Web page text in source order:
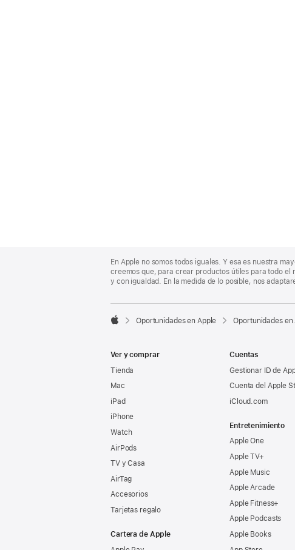
Footer
En Apple no somos todos iguales. Y esa es nuestra
creemos que, para crear productos útiles para todo el
y con igualdad. En la medida de lo posible, nos

Oportunidades en Apple Oportunidades en
Ver y comprar
Tienda
Mac
iPad
iPhone
Watch
AirPods
TV y Casa
AirTag
Accesorios
Tarjetas regalo
Cartera de Apple
Cuentas
Gestionar ID de
Cuenta del Apple
iCloud.com
Entretenimiento
Apple One
Apple TV+
Apple Music
Apple Arcade
Apple Fitness+
Apple Podcasts
Apple Books